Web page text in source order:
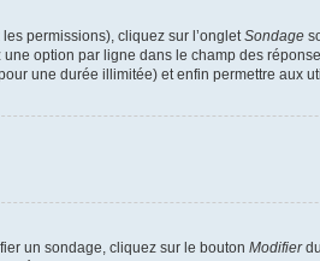
permissions), cliquez sur l’onglet Sondage
option par ligne dans le champ des
une durée illimitée) et enfin permettre aux
un sondage, cliquez sur le bouton Modifier